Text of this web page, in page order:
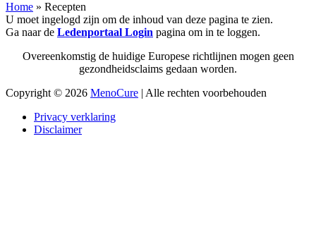
Home » Recepten
U moet ingelogd zijn om de inhoud van deze pagina te zien.
Ga naar de Ledenportaal Login pagina om in te loggen.
Overeenkomstig de huidige Europese richtlijnen mogen geen
gezondheidsclaims gedaan worden.
Copyright © 2026 MenoCure | Alle rechten voorbehouden
Privacy verklaring
Disclaimer